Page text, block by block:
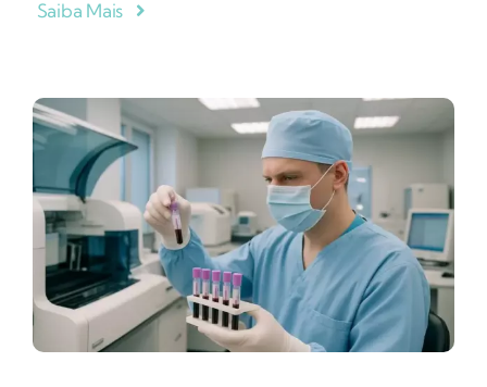
Saiba Mais